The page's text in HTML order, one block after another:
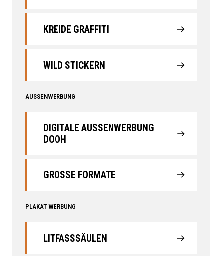
KREIDE GRAFFITI
WILD STICKERN
AUSSENWERBUNG
DIGITALE AUSSENWERBUNG D
OOH
GROSSE FORMATE
PLAKAT WERBUNG
LITFASSSÄULEN